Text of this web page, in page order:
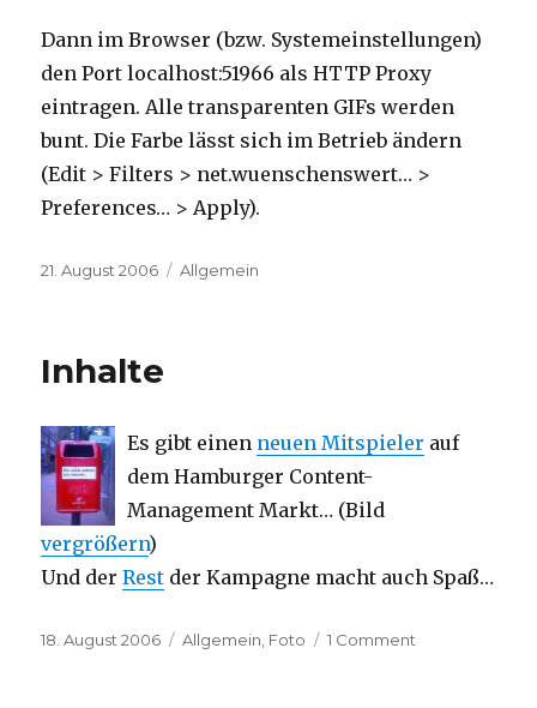
Dann im Browser (bzw. Systemeinstellungen)
den Port localhost:51966 als HTTP Proxy
eintragen. Alle transparenten GIFs werden
bunt. Die Farbe lässt sich im Betrieb ändern
(Edit > Filters > net.wuenschenswert… >
Preferences… > Apply).
Posted
21. August 2006 Categories
Allgemein
Inhalte
Es gibt einen neuen Mitspieler auf
dem Hamburger Content-
Management Markt… (Bild
vergrößern)
Und derRest der Kampagne macht auch Spaß…
Posted
18. August 2006 Categories
Allgemein Foto 1 Comment